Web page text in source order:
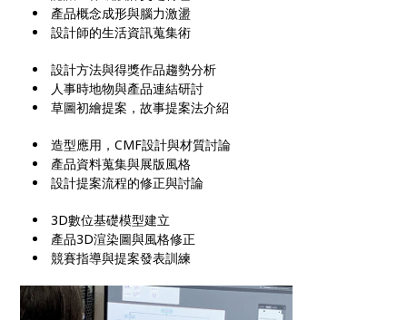
產品概念成形與腦力激盪
設計師的生活資訊蒐集術
設計方法與得獎作品趨勢分析
人事時地物與產品連結研討
草圖初繪提案，故事提案法介紹
造型應用，CMF設計與材質討論
產品資料蒐集與展版風格
設計提案流程的修正與討論
3D數位基礎模型建立
產品3D渲染圖與風格修正
競賽指導與提案發表訓練